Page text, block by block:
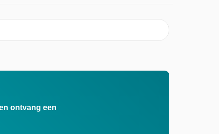
ontvang een